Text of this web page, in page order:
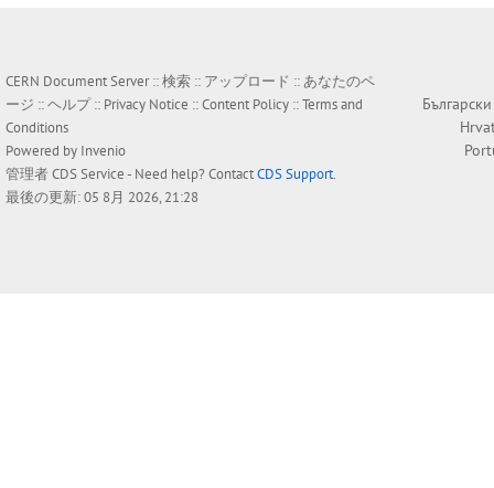
CERN Document Server ::検索 :: アップロード ::あなたのペ
ージ ::ヘルプ:: Privacy Notice ::Content Policy ::Terms and
Conditions
Powered by Invenio
管理者CDS Service- Need help? ContactCDS Support.
最後の更新: 05 8月 2026, 21:28
Български